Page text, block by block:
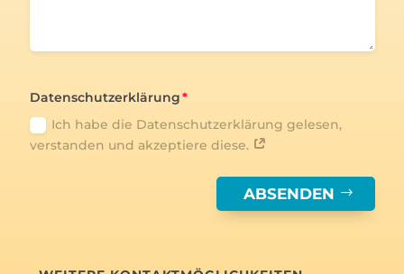
Datenschutzerklärung
Ich habe die Datenschutzerklärung gelesen,
verstanden und akzeptiere diese.
ABSENDEN